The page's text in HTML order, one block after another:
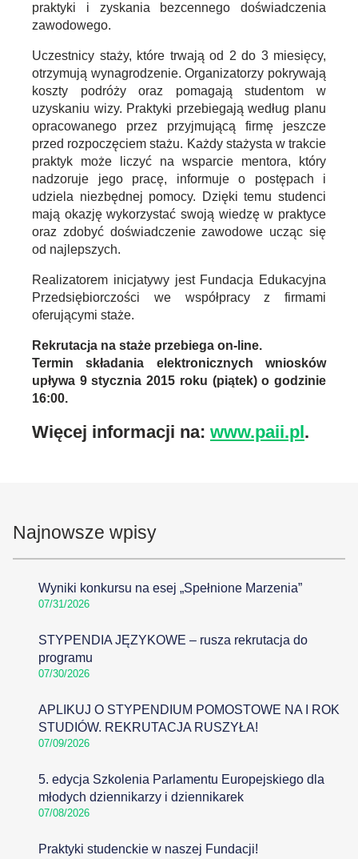
praktyki i zyskania bezcennego doświadczenia
zawodowego.
Uczestnicy staży, które trwają od 2 do 3 miesięcy,
otrzymują wynagrodzenie. Organizatorzy pokrywają
koszty podróży oraz pomagają studentom w
uzyskaniu wizy. Praktyki przebiegają według planu
opracowanego przez przyjmującą firmę jeszcze
przed rozpoczęciem stażu. Każdy stażysta w trakcie
praktyk może liczyć na wsparcie mentora, który
nadzoruje jego pracę, informuje o postępach i
udziela niezbędnej pomocy. Dzięki temu studenci
mają okazję wykorzystać swoją wiedzę w praktyce
oraz zdobyć doświadczenie zawodowe ucząc się
od najlepszych.
Realizatorem inicjatywy jest Fundacja Edukacyjna
Przedsiębiorczości we współpracy z firmami
oferującymi staże.
Rekrutacja na staże przebiega on-line.
Termin składania elektronicznych wniosków
upływa 9 stycznia 2015 roku (piątek) o godzinie
16:00.
Więcej informacji na: www.paii.pl.
Najnowsze wpisy
Wyniki konkursu na esej „Spełnione Marzenia”
07/31/2026
STYPENDIA JĘZYKOWE – rusza rekrutacja do
programu
07/30/2026
APLIKUJ O STYPENDIUM POMOSTOWE NA I ROK
STUDIÓW. REKRUTACJA RUSZYŁA!
07/09/2026
5. edycja Szkolenia Parlamentu Europejskiego dla
młodych dziennikarzy i dziennikarek
07/08/2026
Praktyki studenckie w naszej Fundacji!